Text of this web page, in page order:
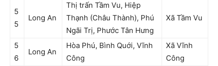
5
5
Long An
Thị trấn Tầm Vu, Hiệp
Thạnh (Châu Thành), Phú
Ngãi Trị, Phước Tân Hưng
Xã Tầm Vu
5
6
Long An
Hòa Phú, Bình Quới, Vĩnh
Công
Xã Vĩnh
Công